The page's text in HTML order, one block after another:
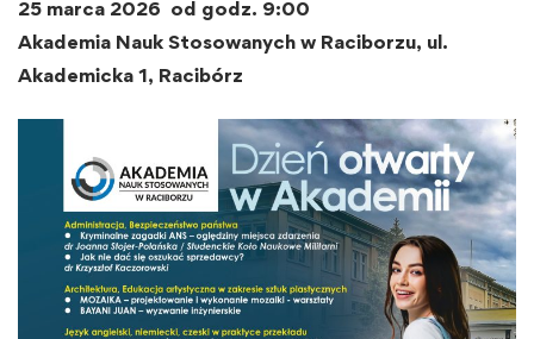
25 marca 2026 od godz. 9:00
Akademia Nauk Stosowanych w Raciborzu, ul.
Akademicka 1, Racibórz